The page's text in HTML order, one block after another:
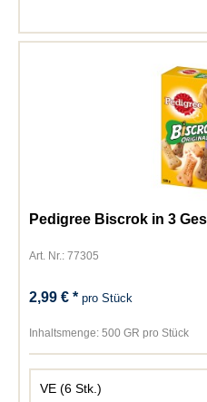
Pedigree Biscrok in 3
Art. Nr.: 77305
2,99 € *pro Stück
Inhaltsmenge: 500 GR pro Stück